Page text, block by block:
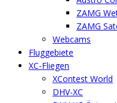
ZAMG
ZAMG
Webcams
Fluggebiete
XC-Fliegen
XContest World
DHV-XC